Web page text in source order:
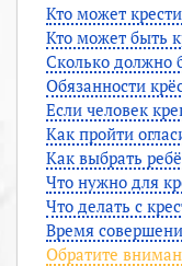
Кто может
Кто может быть
Сколько должно
Обязанности
Если человек
Как пройти
Как выбрать
Что нужно для
Что делать с
Время
Обратите